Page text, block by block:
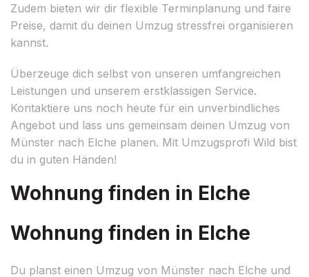
Zudem bieten wir dir flexible Terminplanung und faire
Preise, damit du deinen Umzug stressfrei organisieren
kannst.
Überzeuge dich selbst von unseren umfangreichen
Leistungen und unserem erstklassigen Service.
Kontaktiere uns noch heute für ein unverbindliches
Angebot und lass uns gemeinsam deinen Umzug von
Münster nach Elche planen. Mit Umzugsprofi Wild bist
du in guten Händen!
Wohnung finden in Elche
Wohnung finden in Elche
Du planst einen Umzug von Münster nach Elche und